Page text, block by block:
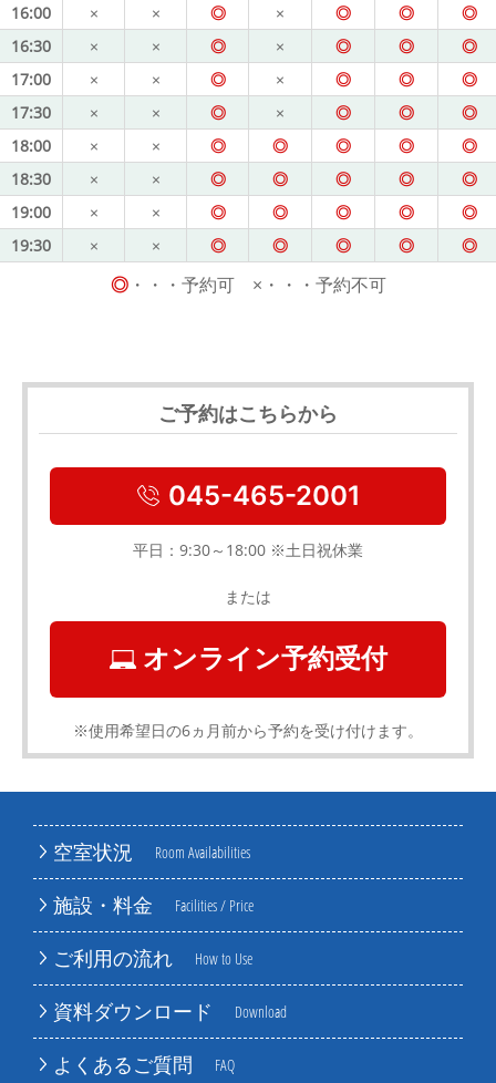
空室状況 Room Availabilities
施設・料金 Facilities / Price
ご利用の流れ How to Use
資料ダウンロード Download
よくあるご質問 FAQ
16:00
× × ◎ × ◎ ◎
◎
16:30
× × ◎ × ◎ ◎
◎
17:00
× × ◎ × ◎ ◎
◎
17:30
× × ◎ × ◎ ◎
◎
18:00
× × ◎ ◎ ◎ ◎
◎
18:30
× × ◎ ◎ ◎ ◎
◎
19:00
× × ◎ ◎ ◎ ◎
◎
19:30
× × ◎ ◎ ◎ ◎ ◎
◎・・・予約可 ×・・・予約不可
ご予約はこちらから
045-465-2001
平日：9:30～18:00 ※土日祝休業
または
オンライン予約受付
※使用希望日の6ヵ月前から予約を受け付けます。